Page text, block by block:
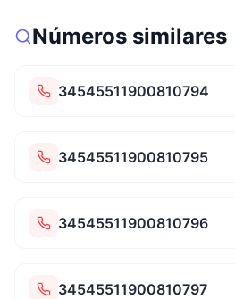
Números similares
34545511900810794
34545511900810795
34545511900810796
34545511900810797